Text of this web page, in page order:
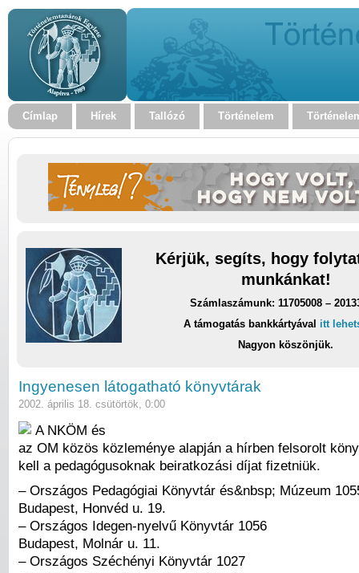
Címlap Hírek Tallózó Történelem
Kérjük, segíts, hogy
munkánkat!
Számlaszámunk: 11705008 –
A támogatás bankkártyával itt
Nagyon köszönjük.
Ingyenesen látogatható könyvtárak
2002. április 18. csütörtök, 0:00
A NKÖM és
az OM közös közleménye alapján a hírben felsorolt
kell a pedagógusoknak beiratkozási díjat fizetniük.
– Országos Pedagógiai Könyvtár és&nbsp; Múzeum
Budapest, Honvéd u. 19.
– Országos Idegen-nyelvű Könyvtár 1056
Budapest, Molnár u. 11.
– Országos Széchényi Könyvtár 1027